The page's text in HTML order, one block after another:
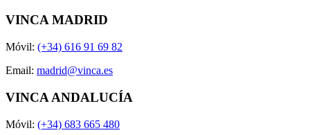
VINCA MADRID
Móvil: (+34) 616 91 69 82
Email: madrid@vinca.es
VINCA ANDALUCÍA
Móvil: (+34) 683 665 480